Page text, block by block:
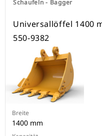
Schaufeln - Bagger
Universallöffel 1400
550-9382
Breite
1400 mm